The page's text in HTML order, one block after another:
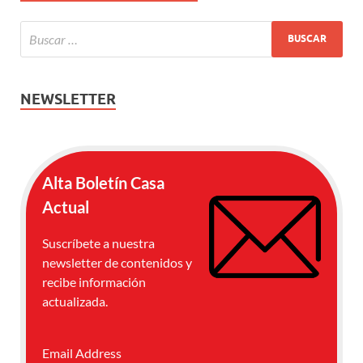
NEWSLETTER
Alta Boletín Casa
Actual
Suscríbete a nuestra
newsletter de contenidos y
recibe información
actualizada.
Email Address